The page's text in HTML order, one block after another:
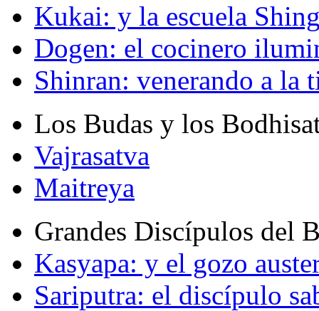
Kukai: y la escuela
Dogen: el cocinero
Shinran: venerando a la
Los Budas y los
Vajrasatva
Maitreya
Grandes Discípulos del
Kasyapa: y el gozo
Sariputra: el discípulo